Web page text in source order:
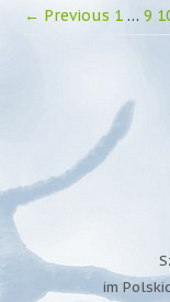
← Previous 1 … 9
im